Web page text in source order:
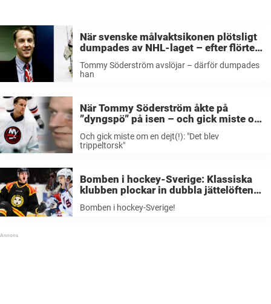
När svenske målvaktsikonen plötsligt
dumpades av NHL-laget – efter flörten
Tommy Söderström avslöjar – därför dumpades
han
När Tommy Söderström åkte på
”dyngspö” på isen – och gick miste om
Och gick miste om en dejt(!): "Det blev
trippeltorsk"
Bomben i hockey-Sverige: Klassiska
klubben plockar in dubbla jättelöften
Bomben i hockey-Sverige!